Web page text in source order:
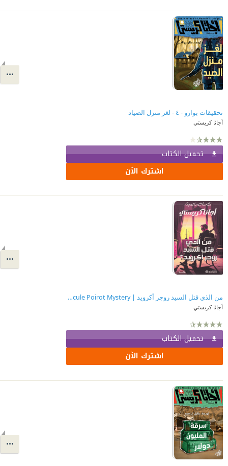
تحقيقات بوارو - ٤ - لغز منزل الصياد
أجاثا كريستي
تحميل الكتاب
اشترك الآن
من الذي قتل السيد روجر أكرويد | The Murder of Roger Ackroyd : A Hercule Poirot Mystery
أجاثا كريستي
تحميل الكتاب
اشترك الآن